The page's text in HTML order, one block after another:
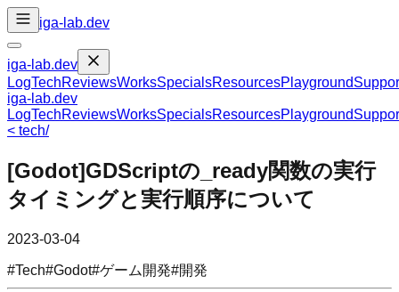
iga-lab.dev
iga-lab.dev
LogTechReviewsWorksSpecialsResourcesPlayground
iga-lab.dev
LogTechReviewsWorksSpecialsResourcesPlayground
< tech/
[Godot]GDScriptの_ready関数の実行
タイミングと実行順序について
2023-03-04
#Tech#Godot#ゲーム開発#開発